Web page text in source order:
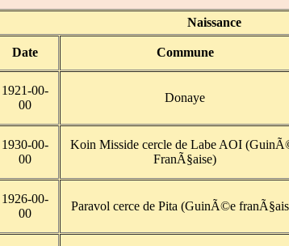
Naissance
Date Commune
1921-00-
00
Donaye
1930-00-
00
Koin Misside cercle de Labe AOI
FranÃ§aise)
1926-00-
00
Paravol cerce de Pita (GuinÃ©e